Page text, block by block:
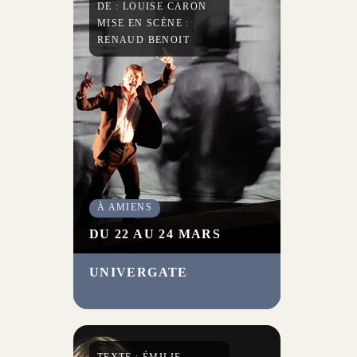
d’avoir un enfant.
UNIVERGATE
DE : LOUISE CARON
MISE EN SCÈNE :
RENAUD BENOIT
À AMIENS
DU 22 AU 24 MARS
Serge Dupuy porte avec
de Louise Caron, qui révèle, à
travers la confession d’un
homme, les désordres et les